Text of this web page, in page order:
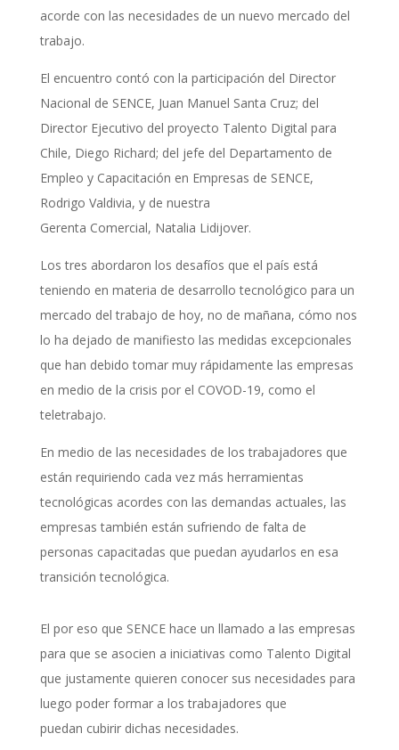
acorde con las necesidades de un nuevo mercado del
trabajo.
El encuentro contó con la participación del Director
Nacional de SENCE, Juan Manuel Santa Cruz; del
Director Ejecutivo del proyecto Talento Digital para
Chile, Diego Richard; del jefe del Departamento de
Empleo y Capacitación en Empresas de SENCE,
Rodrigo Valdivia, y de nuestra
Gerenta Comercial, Natalia Lidijover.
Los tres abordaron los desafíos que el país está
teniendo en materia de desarrollo tecnológico para un
mercado del trabajo de hoy, no de mañana, cómo nos
lo ha dejado de manifiesto las medidas excepcionales
que han debido tomar muy rápidamente las empresas
en medio de la crisis por el COVOD-19, como el
teletrabajo.
En medio de las necesidades de los trabajadores que
están requiriendo cada vez más herramientas
tecnológicas acordes con las demandas actuales, las
empresas también están sufriendo de falta de
personas capacitadas que puedan ayudarlos en esa
transición tecnológica.
El por eso que SENCE hace un llamado a las empresas
para que se asocien a iniciativas como Talento Digital
que justamente quieren conocer sus necesidades para
luego poder formar a los trabajadores que
puedan cubirir dichas necesidades.